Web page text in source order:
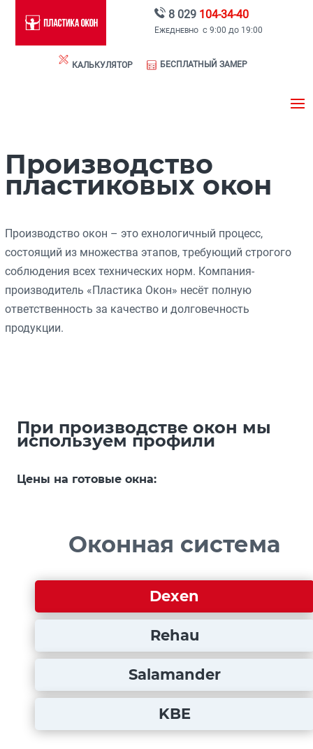
КАЛЬКУЛЯТОР БЕСПЛАТНЫЙ ЗАМЕР
8 029 104-34-40
Ежедневно с 9:00 до 19:00
Производство
пластиковых окон
Производство окон – это ехнологичный процесс,
состоящий из множества этапов, требующий строгого
соблюдения всех технических норм. Компания-
производитель «Пластика Окон» несёт полную
ответственность за качество и долговечность
продукции.
При производстве окон мы
используем профили
Цены на готовые окна:
Оконная система
Dexen
Rehau
Salamander
KBE